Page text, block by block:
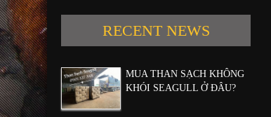
RECENT NEWS
MUA THAN SẠCH KHÔNG
KHÓI SEAGULL Ở ĐÂU?